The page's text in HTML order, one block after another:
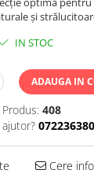
şi
IN STOC
ADAUGA IN
408
Cere